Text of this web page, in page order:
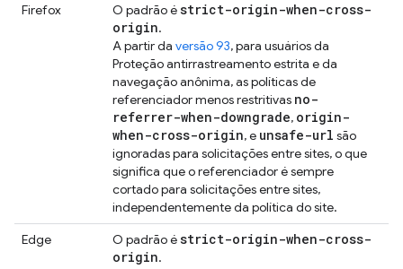
Firefox
O padrão éstrict-origin-when-cross-
origin.
A partir da versão 93, para usuários da
Proteção antirrastreamento estrita e da
navegação anônima, as políticas de
referenciador menos restritivas no-
referrer-when-downgrade, origin-
when-cross-origin, e unsafe-url são
ignoradas para solicitações entre sites, o que
significa que o referenciador é sempre
cortado para solicitações entre sites,
independentemente da política do site.
Edge
O padrão éstrict-origin-when-cross-
origin.